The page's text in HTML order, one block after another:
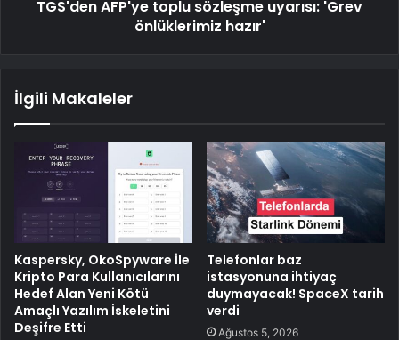
TGS'den AFP'ye toplu sözleşme uyarısı: 'Grev
önlüklerimiz hazır'
İlgili Makaleler
Kaspersky, OkoSpyware İle
Kripto Para Kullanıcılarını
Hedef Alan Yeni Kötü
Amaçlı Yazılım İskeletini
Deşifre Etti
Telefonlar baz
istasyonuna ihtiyaç
duymayacak! SpaceX tarih
verdi
Ağustos 5, 2026